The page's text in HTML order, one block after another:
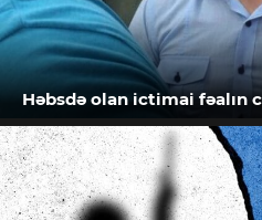
Həbsdə olan ictimai fəalın